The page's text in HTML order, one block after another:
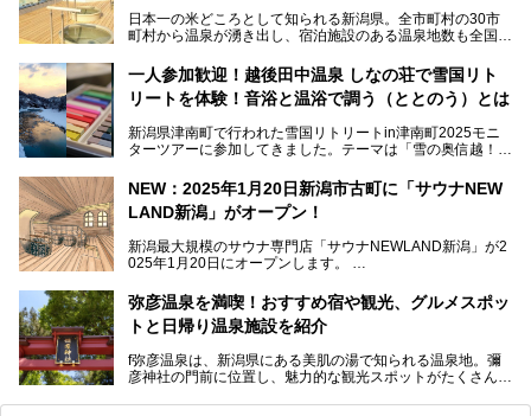
めに訪れたい、新潟県内にあるスキー場そばの温泉地をまと
めました。
日本一の米どころとして知られる新潟県。全市町村の30市
町村から温泉が湧き出し、宿泊施設のある温泉地数も全国有
温泉が利用ができる宿泊施設も多く、スーパー銭湯も多彩な
サービスを提供する施設がいろいろ。
観光やレジャーに温泉を組み合わせれば、旅はさらに充実し
します。
一人参加歓迎！越後田中温泉 しなの荘で雪国リト
リートを体験！音浴と温浴で調う（ととのう）とは
新潟県津南町で行われた雪国リトリートin津南町2025モニ
ターツアーに参加してきました。テーマは「雪の奥信越！音
温泉ライターとして「温浴」は頻繁に体験していますが、
「音浴」とは果たしてどんな体験なのでしょう？とても気に
なお、宿泊した温泉は日帰り入浴もできる秘湯「越後田中温
泉 しなの荘」です。こちらについても詳しく紹介します。
提供元：一般社団法人 雪国観光舎【PR】
NEW：2025年1月20日新潟市古町に「サウナNEW
LAND新潟」がオープン！
新潟最大規模のサウナ専門店「サウナNEWLAND新潟」が2
025年1月20日にオープンします。
街に再び笑顔と賑わいを取り戻し、新たなランドマークとし
て地域活性化を目指します。
サウナ室のテーマは「海賊船」‥⁉ ユニークなサウナ室を
弥彦温泉を満喫！おすすめ宿や観光、グルメスポッ
トと日帰り温泉施設を紹介
f弥彦温泉は、新潟県にある美肌の湯で知られる温泉地。彌
彦神社の門前に位置し、魅力的な観光スポットがたくさんあ